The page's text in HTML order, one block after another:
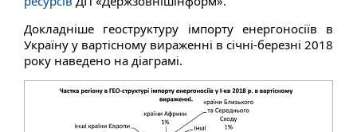
Докладніше геоструктуру імпорту енергоносіїв в
Україну у вартісному вираженні в січні-березні 2018
року наведено на діаграмі.